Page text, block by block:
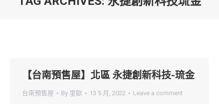
【台南預售屋】北區 永捷創新科技-琉金
台南預售屋 By 里歐 13 5 月, 2022 Leave a comment